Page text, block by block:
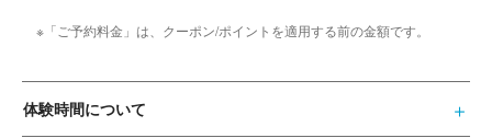
※「ご予約料金」は、クーポン/ポイントを適用する前の金額です。
体験時間について